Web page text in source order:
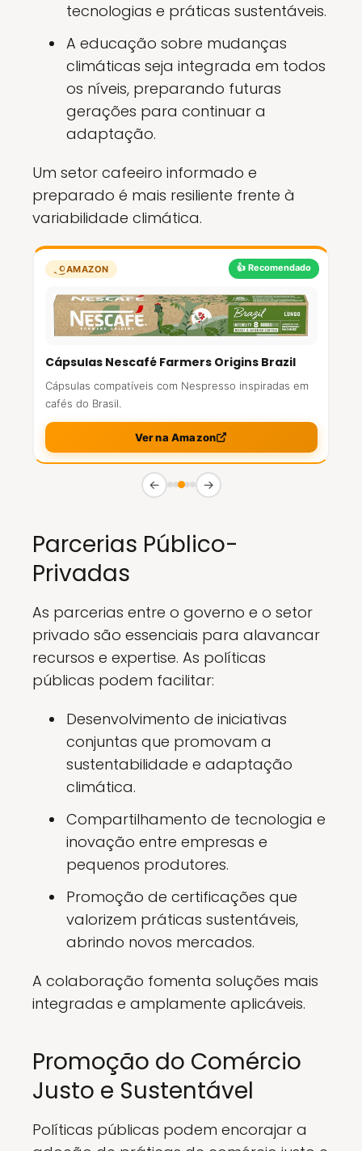
tecnologias e práticas sustentáveis.
A educação sobre mudanças
climáticas seja integrada em todos
os níveis, preparando futuras
gerações para continuar a
adaptação.
Um setor cafeeiro informado e
preparado é mais resiliente frente à
variabilidade climática.
👍 Recomendado
AMAZON
Cápsulas Nescafé Farmers Origins Brazil
Cápsulas compatíveis com Nespresso inspiradas em
cafés do Brasil.
Ver na Amazon
← →
Parcerias Público-
Privadas
As parcerias entre o governo e o setor
privado são essenciais para alavancar
recursos e expertise. As políticas
públicas podem facilitar:
Desenvolvimento de iniciativas
conjuntas que promovam a
sustentabilidade e adaptação
climática.
Compartilhamento de tecnologia e
inovação entre empresas e
pequenos produtores.
Promoção de certificações que
valorizem práticas sustentáveis,
abrindo novos mercados.
A colaboração fomenta soluções mais
integradas e amplamente aplicáveis.
Promoção do Comércio
Justo e Sustentável
Políticas públicas podem encorajar a